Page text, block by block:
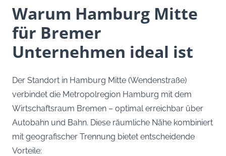
Warum Hamburg Mitte
für Bremer
Unternehmen ideal ist
Der Standort in Hamburg Mitte (Wendenstraße)
verbindet die Metropolregion Hamburg mit dem
Wirtschaftsraum Bremen – optimal erreichbar über
Autobahn und Bahn. Diese räumliche Nähe kombiniert
mit geografischer Trennung bietet entscheidende
Vorteile: